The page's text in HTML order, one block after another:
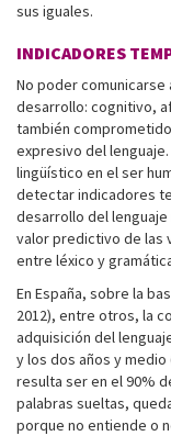
sus iguales.
INDICADORES
No poder
desarrollo: cognitivo,
también
expresivo del
lingüístico en el ser
detectar indicadores
desarrollo del
valor predictivo de las
entre léxico y
En España, sobre la
2012), entre otros, la
adquisición del
y los dos años y medio
resulta ser en el 90%
palabras sueltas,
porque no entiende o